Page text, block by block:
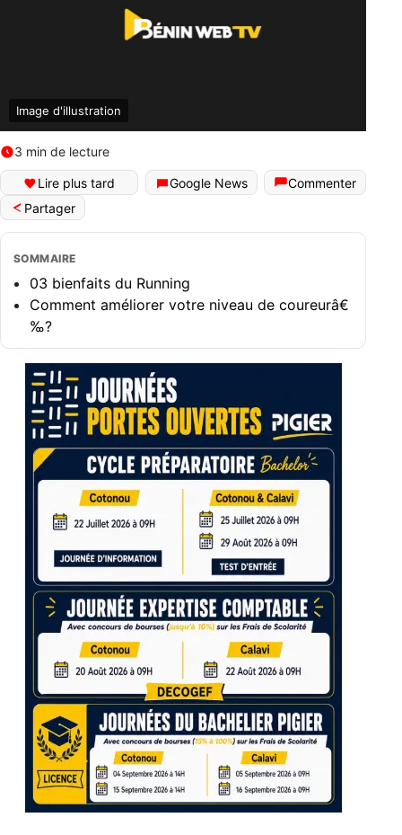
Image d'illustration
3 min de lecture
Lire plus tard Google News
Commenter
Partager
SOMMAIRE
03 bienfaits du Running
Comment améliorer votre niveau de coureurâ€
‰?